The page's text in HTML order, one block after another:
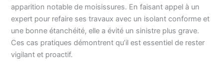
apparition notable de moisissures. En faisant appel à un
expert pour refaire ses travaux avec un isolant conforme et
une bonne étanchéité, elle a évité un sinistre plus grave.
Ces cas pratiques démontrent qu’il est essentiel de rester
vigilant et proactif.